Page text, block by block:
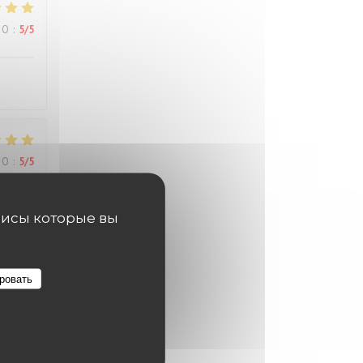
которые вы
: 5/5
: 5/5